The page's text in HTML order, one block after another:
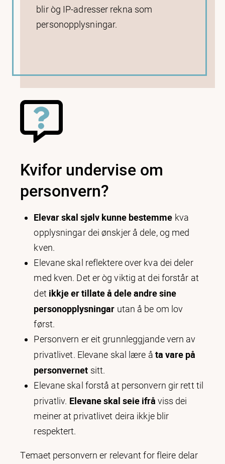
blir òg IP-adresser rekna som
personopplysningar.
Kvifor undervise om
personvern?
Elevar skal sjølv kunne bestemme kva
opplysningar dei ønskjer å dele, og med
kven.
Elevane skal reflektere over kva dei deler
med kven. Det er òg viktig at dei forstår at
det ikkje er tillate å dele andre sine
personopplysningar utan å be om lov
først.
Personvern er eit grunnleggjande vern av
privatlivet. Elevane skal lære å ta vare på
personvernet sitt.
Elevane skal forstå at personvern gir rett til
privatliv. Elevane skal seie ifrå viss dei
meiner at privatlivet deira ikkje blir
respektert.
Temaet personvern er relevant for fleire delar